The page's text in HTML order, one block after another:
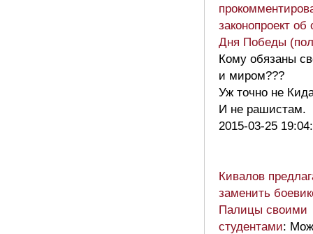
законопроект об
Дня Победы
Кому обязаны
и миром???
Уж точно не
И не рашистам.
2015-03-25
Кивалов
заменить
Палицы своими
студентами: